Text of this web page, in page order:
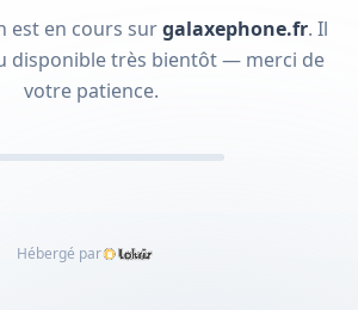
est en cours surgalaxephone.fr. Il
disponible très bientôt — merci de
votre patience.
Hébergé par